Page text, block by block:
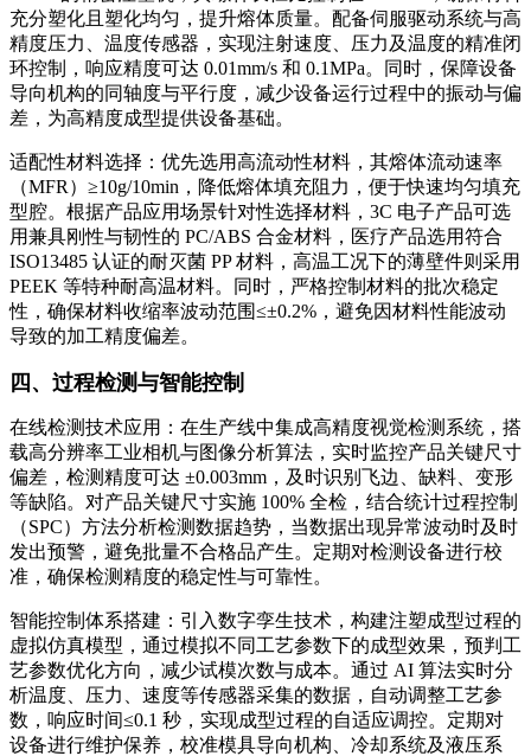
充分塑化且塑化均匀，提升熔体质量。配备伺服驱动系统与高
精度压力、温度传感器，实现注射速度、压力及温度的精准闭
环控制，响应精度可达 0.01mm/s 和 0.1MPa。同时，保障设备
导向机构的同轴度与平行度，减少设备运行过程中的振动与偏
差，为高精度成型提供设备基础。
适配性材料选择：优先选用高流动性材料，其熔体流动速率
（MFR）≥10g/10min，降低熔体填充阻力，便于快速均匀填充
型腔。根据产品应用场景针对性选择材料，3C 电子产品可选
用兼具刚性与韧性的 PC/ABS 合金材料，医疗产品选用符合
ISO13485 认证的耐灭菌 PP 材料，高温工况下的薄壁件则采用
PEEK 等特种耐高温材料。同时，严格控制材料的批次稳定
性，确保材料收缩率波动范围≤±0.2%，避免因材料性能波动
导致的加工精度偏差。
四、过程检测与智能控制
在线检测技术应用：在生产线中集成高精度视觉检测系统，搭
载高分辨率工业相机与图像分析算法，实时监控产品关键尺寸
偏差，检测精度可达 ±0.003mm，及时识别飞边、缺料、变形
等缺陷。对产品关键尺寸实施 100% 全检，结合统计过程控制
（SPC）方法分析检测数据趋势，当数据出现异常波动时及时
发出预警，避免批量不合格品产生。定期对检测设备进行校
准，确保检测精度的稳定性与可靠性。
智能控制体系搭建：引入数字孪生技术，构建注塑成型过程的
虚拟仿真模型，通过模拟不同工艺参数下的成型效果，预判工
艺参数优化方向，减少试模次数与成本。通过 AI 算法实时分
析温度、压力、速度等传感器采集的数据，自动调整工艺参
数，响应时间≤0.1 秒，实现成型过程的自适应调控。定期对
设备进行维护保养，校准模具导向机构、冷却系统及液压系